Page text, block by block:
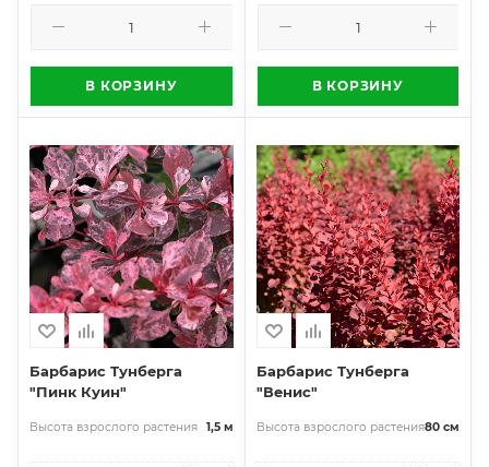
В КОРЗИНУ В КОРЗИНУ
Барбарис Тунберга
"Пинк Куин"
Высота взрослого растения 1,5 м
Барбарис Тунберга
"Венис"
Высота взрослого растения80 см